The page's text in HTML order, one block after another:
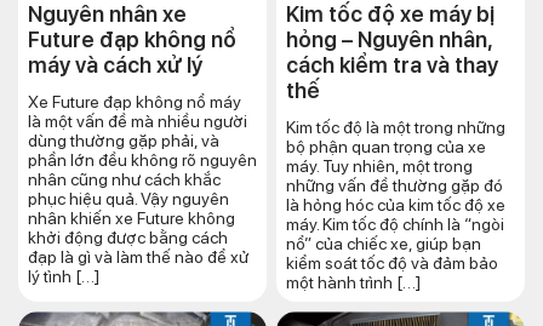
Nguyên nhân xe
Future đạp không nổ
máy và cách xử lý
Xe Future đạp không nổ máy
là một vấn đề mà nhiều người
dùng thường gặp phải, và
phần lớn đều không rõ nguyên
nhân cũng như cách khắc
phục hiệu quả. Vậy nguyên
nhân khiến xe Future không
khởi động được bằng cách
đạp là gì và làm thế nào để xử
lý tình […]
Kim tốc độ xe máy bị
hỏng – Nguyên nhân,
cách kiểm tra và thay
thế
Kim tốc độ là một trong những
bộ phận quan trọng của xe
máy. Tuy nhiên, một trong
những vấn đề thường gặp đó
là hỏng hóc của kim tốc độ xe
máy. Kim tốc độ chính là “ngòi
nổ” của chiếc xe, giúp bạn
kiểm soát tốc độ và đảm bảo
một hành trình […]